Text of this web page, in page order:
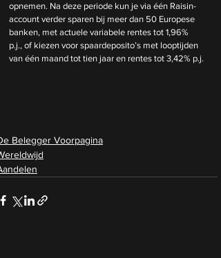
opnemen. Na deze periode kun je via één Raisin-
account verder sparen bij meer dan 50 Europese
banken, met actuele variabele rentes tot 1,96%
p.j., of kiezen voor spaardeposito’s met looptijden
van één maand tot tien jaar en rentes tot 3,42% p.j.
Belegger Voorpagina